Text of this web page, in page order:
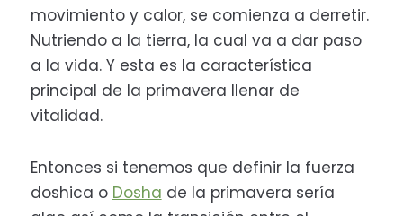
movimiento y calor, se comienza a derretir.
Nutriendo a la tierra, la cual va a dar paso
a la vida. Y esta es la característica
principal de la primavera llenar de
vitalidad.
Entonces si tenemos que definir la fuerza
doshica o Dosha de la primavera sería